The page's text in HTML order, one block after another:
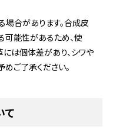
合があります。合成皮
能性があるため、使
は個体差があり、シワや
ご了承ください。
て